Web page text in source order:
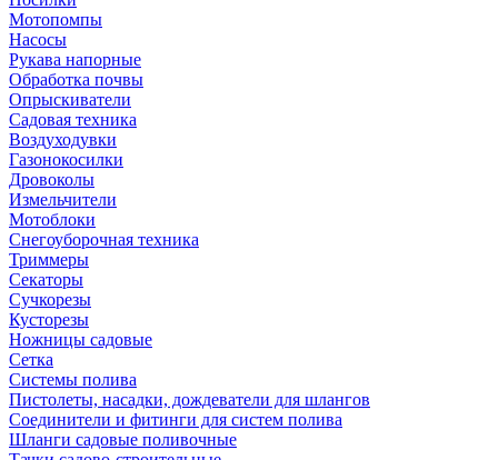
Мотопомпы
Насосы
Рукава напорные
Обработка почвы
Опрыскиватели
Садовая техника
Воздуходувки
Газонокосилки
Дровоколы
Измельчители
Мотоблоки
Снегоуборочная техника
Триммеры
Секаторы
Сучкорезы
Кусторезы
Ножницы садовые
Сетка
Системы полива
Пистолеты, насадки, дождеватели для шлангов
Соединители и фитинги для систем полива
Шланги садовые поливочные